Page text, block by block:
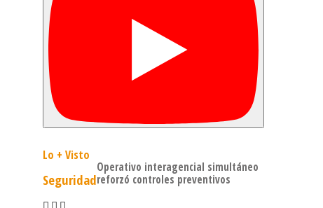
Lo + Visto
Seguridad
Operativo interagencial simultáneo
reforzó controles preventivos